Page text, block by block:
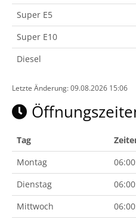
Super E5
Super E10
Diesel
Letzte Änderung: 09.08.2026 15:06
Tag
Montag
Dienstag
Mittwoch